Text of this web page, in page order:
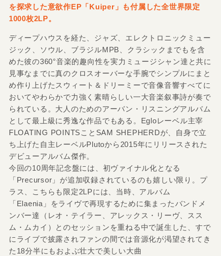
を探求した意欲作EP「Kuiper」も付属した全世界限定
1000枚2LP。
ディープハウスを経た、ジャズ、エレクトロニックミュー
ジック、ソウル、ブラジルMPB、クラシックまでもを含
めた彼の360°音楽的趣向性を実力ミュージシャン達と共に
見事なまでに真のクロスオーバーな手腕でシンプルにまと
め作り上げたスウィート＆ドリーミーで音像音響すべてに
おいてやわらかで力強く素晴らしい一大音楽叙事詩が奏で
られている。大人のためのアーバン・リスニングアルバム
として最上級に秀逸な作品でもある。Egloレーベル主宰
FLOATING POINTSことSAM SHEPHERDが、自身で立
ち上げた自主レーベルPlutoから2015年にリリースされた
デビューアルバム傑作。
今回の10周年記念盤には、初ヴァイナル化となる
「Precursor」が追加収録されているのも嬉しい限り。プ
ラス、こちらも限定2LPには、当時、アルバム
「Elaenia」をライヴで再現するために集まったバンドメ
ンバー達（レオ・テイラー、アレックス・リーヴ、スス
ム・ムカイ）とのセッションを重ねる中で誕生した、すで
にライブで披露されファンの間では音源化が渇望されてき
た18分半にもおよぶ壮大で美しい大曲